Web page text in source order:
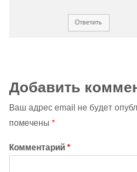
Ответить
Добавить
Ваш адрес email не будет
помечены*
Комментарий*